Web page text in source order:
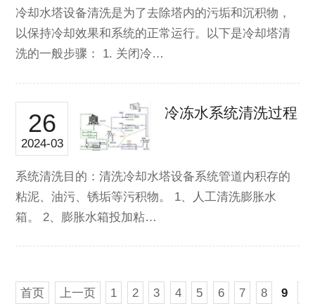
冷却水塔设备清洗是为了去除塔内的污垢和沉积物，
以保持冷却效果和系统的正常运行。以下是冷却塔清
洗的一般步骤： 1. 关闭冷…
26
2024-03
冷冻水系统清洗过程
系统清洗目的：清洗冷却水塔设备​系统管道内积存的
粘泥、油污、锈垢等污积物。 1、人工清洗膨胀水
箱。 2、膨胀水箱投加粘…
首页 上一页 1 2 3 4 5 6 7 8 9